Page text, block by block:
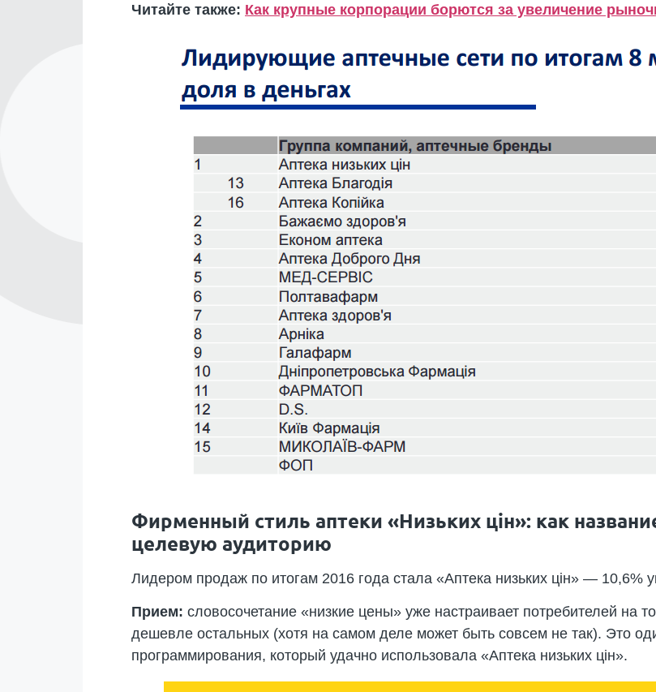
Читайте также: Как крупные корпорации борются за увеличение
Фирменный стиль аптеки «Низьких цін»: как
целевую аудиторию
Лидером продаж по итогам 2016 года стала «Аптека низьких цін» — 10,6%
Прием: словосочетание «низкие цены» уже настраивает потребителей на
дешевле остальных (хотя на самом деле может быть совсем не так). Это
программирования, который удачно использовала «Аптека низьких цін».